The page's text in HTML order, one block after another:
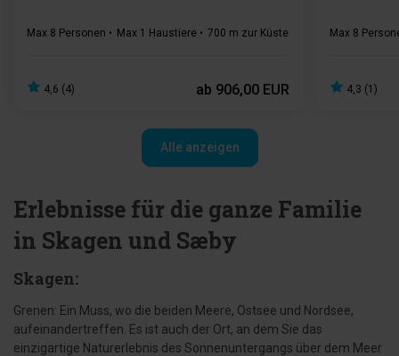
Max 8 Personen Max 1 Haustiere 700 m zur Küste 4 Schlafzimmer
4,6 (4) ab 906,00 EUR
Max 8
4,3 (1)
Alle anzeigen
Erlebnisse für die ganze Familie
in Skagen und Sæby
Skagen:
Grenen: Ein Muss, wo die beiden Meere, Ostsee und Nordsee,
aufeinandertreffen. Es ist auch der Ort, an dem Sie das
einzigartige Naturerlebnis des Sonnenuntergangs über dem Meer